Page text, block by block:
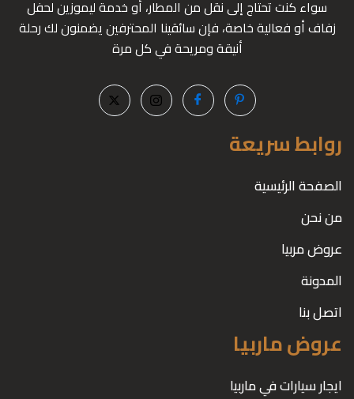
سواء كنت تحتاج إلى نقل من المطار، أو خدمة ليموزين لحفل
زفاف أو فعالية خاصة، فإن سائقينا المحترفين يضمنون لك رحلة
أنيقة ومريحة في كل مرة
روابط سريعة
الصفحة الرئيسية
من نحن
عروض مربيا
المدونة
اتصل بنا
عروض ماربيا
ايجار سيارات في ماربيا